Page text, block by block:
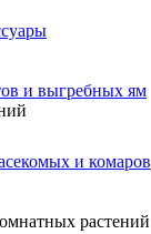
и выгребных ям
и комаров
растений